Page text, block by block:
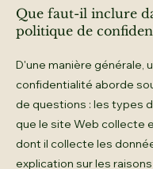
Que faut-il inclure
politique de
D'une manière générale,
confidentialité aborde
de questions : les types
que le site Web collecte
dont il collecte les
explication sur les